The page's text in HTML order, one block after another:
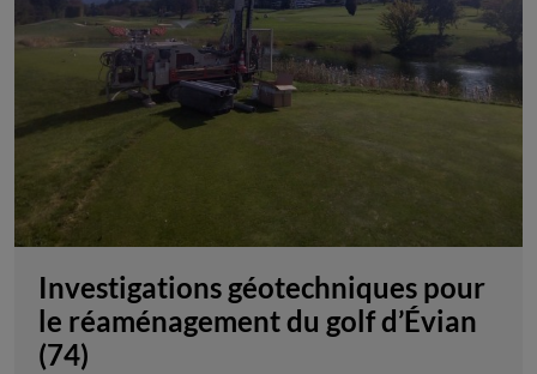
Investigations géotechniques pour
le réaménagement du golf d’Évian
(74)